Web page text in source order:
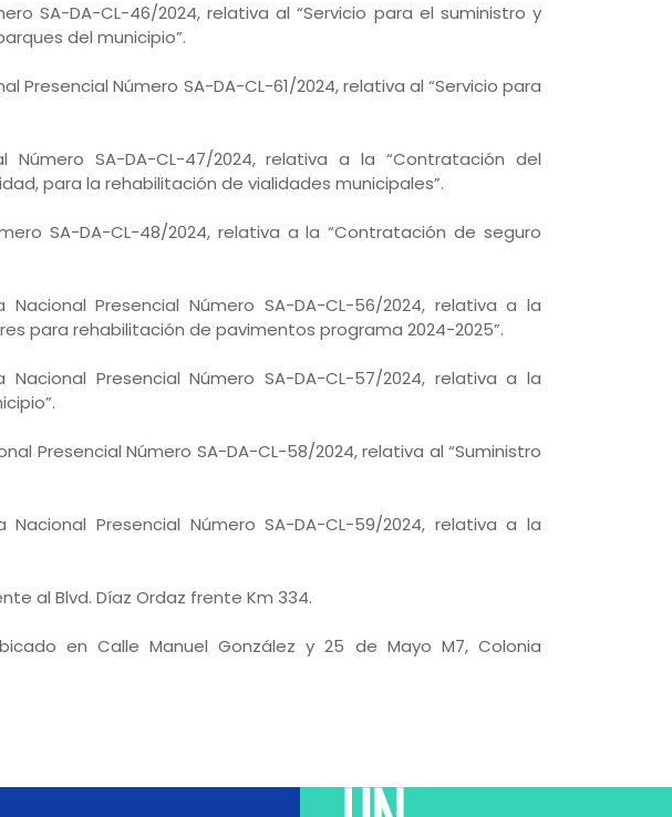
SA-DA-CL-46/2024, relativa al “Servicio para el suministro y
del municipio”.
Número SA-DA-CL-61/2024, relativa al “Servicio para
SA-DA-CL-47/2024, relativa a la “Contratación del
para la rehabilitación de vialidades municipales”.
SA-DA-CL-48/2024, relativa a la “Contratación de seguro
Presencial Número SA-DA-CL-56/2024, relativa a la
para rehabilitación de pavimentos programa 2024-2025”.
Presencial Número SA-DA-CL-57/2024, relativa a la
Presencial Número SA-DA-CL-58/2024, relativa al “Suministro
Presencial Número SA-DA-CL-59/2024, relativa a la
al Blvd. Díaz Ordaz frente Km 334.
en Calle Manuel González y 25 de Mayo M7, Colonia